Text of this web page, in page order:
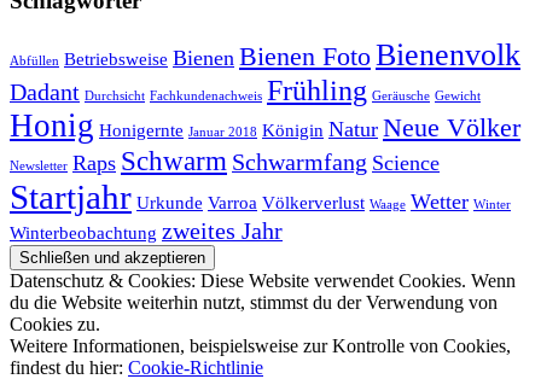
Abfüllen Betriebsweise Bienen Bienen FotoBienenvolk
Dadant Durchsicht Fachkundenachweis Frühling Geräusche Gewicht
Honig Honigernte Januar 2018 Königin Natur Neue Völker
Newsletter Raps Schwarm Schwarmfang Science
Startjahr Urkunde Varroa Völkerverlust Waage Wetter Winter
Winterbeobachtung zweites Jahr
Datenschutz & Cookies: Diese Website verwendet Cookies. Wenn
du die Website weiterhin nutzt, stimmst du der Verwendung von
Cookies zu.
Weitere Informationen, beispielsweise zur Kontrolle von Cookies,
findest du hier: Cookie-Richtlinie